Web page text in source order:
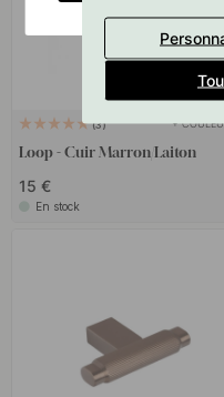
3 +
Loop - Cuir Marron/Laiton
15 €
En stock